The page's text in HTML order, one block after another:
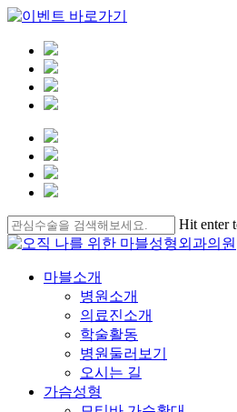
Skip
to
main
content
Hit enter
Close
Menu
마블소개
병원소개
의료진소개
학술활동
병원둘러보기
오시는 길
가슴성형